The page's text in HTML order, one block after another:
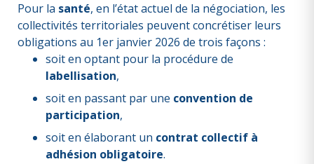
Pour la santé, en l’état actuel de la négociation, les
collectivités territoriales peuvent concrétiser leurs
obligations au 1er janvier 2026 de trois façons :
soit en optant pour la procédure de
labellisation,
soit en passant par une convention de
participation,
soit en élaborant un contrat collectif à
adhésion obligatoire.